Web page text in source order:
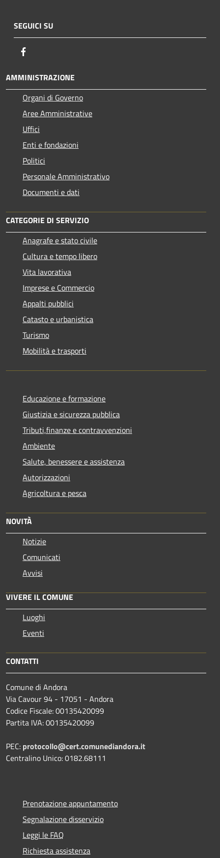
SEGUICI SU
AMMINISTRAZIONE
Organi di Governo
Aree Amministrative
Uffici
Enti e fondazioni
Politici
Personale Amministrativo
Documenti e dati
CATEGORIE DI SERVIZIO
Anagrafe e stato civile
Cultura e tempo libero
Vita lavorativa
Imprese e Commercio
Appalti pubblici
Catasto e urbanistica
Turismo
Mobilità e trasporti
Educazione e formazione
Giustizia e sicurezza pubblica
Tributi,finanze e contravvenzioni
Ambiente
Salute, benessere e assistenza
Autorizzazioni
Agricoltura e pesca
NOVITÀ
Notizie
Comunicati
Avvisi
VIVERE IL COMUNE
Luoghi
Eventi
CONTATTI
Comune di Andora
Via Cavour 94 - 17051 - Andora
Codice Fiscale: 00135420099
Partita IVA: 00135420099
PEC: protocollo@cert.comunediandora.it
Centralino Unico: 0182.68111
Prenotazione appuntamento
Segnalazione disservizio
Leggi le FAQ
Richiesta assistenza